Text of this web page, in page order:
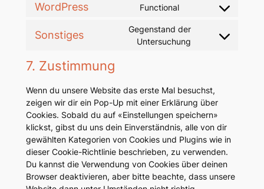
WordPress Functional
wordpress
Sonstiges
Gegenstand der
Untersuchung
Consent
7. Zustimmung
Wenn du unsere Website das erste Mal besuchst,
zeigen wir dir ein Pop-Up mit einer Erklärung über
Cookies. Sobald du auf «Einstellungen speichern»
klickst, gibst du uns dein Einverständnis, alle von dir
gewählten Kategorien von Cookies und Plugins wie in
dieser Cookie-Richtlinie beschrieben, zu verwenden.
Du kannst die Verwendung von Cookies über deinen
Browser deaktivieren, aber bitte beachte, dass unsere